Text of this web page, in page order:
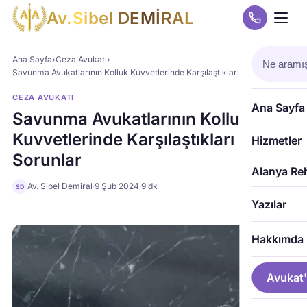
Av.Sibel DEMİRAL
Ana Sayfa
Hizmetler
Alanya
Yazılar
Hakkımda
Ana Sayfa›Ceza Avukatı›
Savunma Avukatlarının Kolluk Kuvvetlerinde Karşılaştıkları Sorunlar
CEZA AVUKATI
Savunma Avukatlarının Kolluk
Kuvvetlerinde Karşılaştıkları
Sorunlar
SD Av. Sibel Demiral·9 Şub 2024·9 dk